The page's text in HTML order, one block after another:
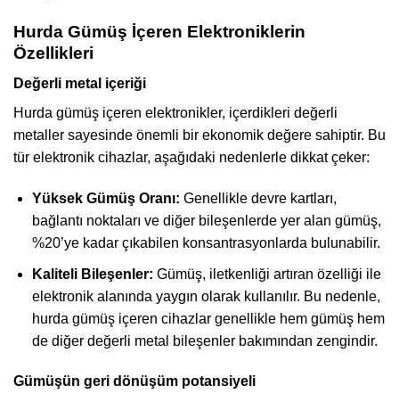
Hurda Gümüş İçeren Elektroniklerin
Özellikleri
Değerli metal içeriği
Hurda gümüş içeren elektronikler, içerdikleri değerli
metaller sayesinde önemli bir ekonomik değere sahiptir. Bu
tür elektronik cihazlar, aşağıdaki nedenlerle dikkat çeker:
Yüksek Gümüş Oranı: Genellikle devre kartları,
bağlantı noktaları ve diğer bileşenlerde yer alan gümüş,
%20’ye kadar çıkabilen konsantrasyonlarda bulunabilir.
Kaliteli Bileşenler: Gümüş, iletkenliği artıran özelliği ile
elektronik alanında yaygın olarak kullanılır. Bu nedenle,
hurda gümüş içeren cihazlar genellikle hem gümüş hem
de diğer değerli metal bileşenler bakımından zengindir.
Gümüşün geri dönüşüm potansiyeli